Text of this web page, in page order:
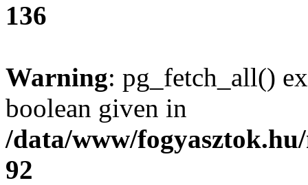
136
Warning: pg_fetch_all()
boolean given in
/data/www/
92